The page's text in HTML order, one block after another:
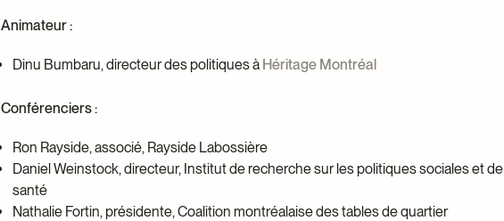
Animateur :
Dinu Bumbaru, directeur des politiques à Héritage Montréal
Conférenciers :
Ron Rayside, associé, Rayside Labossière
Daniel Weinstock, directeur, Institut de recherche sur les politiques sociales et de
santé
Nathalie Fortin, présidente, Coalition montréalaise des tables de quartier